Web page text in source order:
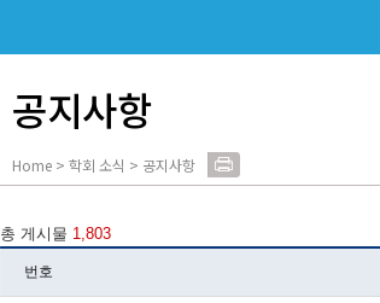
공지사항
Home > 학회 소식 > 공지사항
총 게시물 1,803
번호